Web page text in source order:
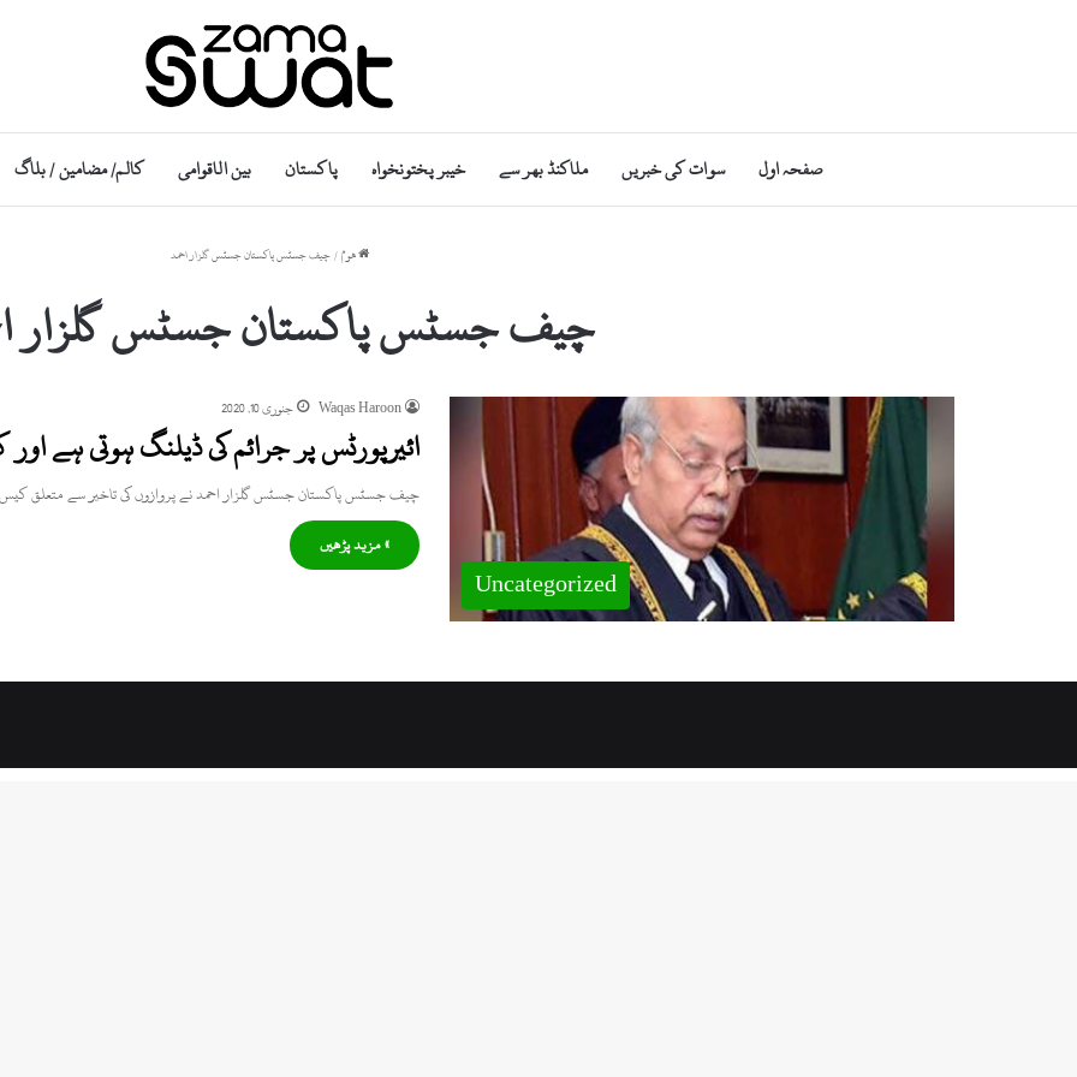
صفحہ اول سوات کی خبریں ملاکنڈ بھر سے خیبر پختونخواہ پاکستان بین الاقوامی کالم/ مضامین / بلاگ
ھوم / چیف جسٹس پاکستان جسٹس گلزار احمد
چیف جسٹس پاکستان جسٹس گلزار
Uncategorized
Waqas Haroon جنوری 10, 2020
ائیرپورٹس پر جرائم کی ڈیلنگ ہوتی ہے
چیف جسٹس پاکستان جسٹس گلزار احمد نے پروازوں کی تاخیر سے متعلق
» مزید پڑھیں